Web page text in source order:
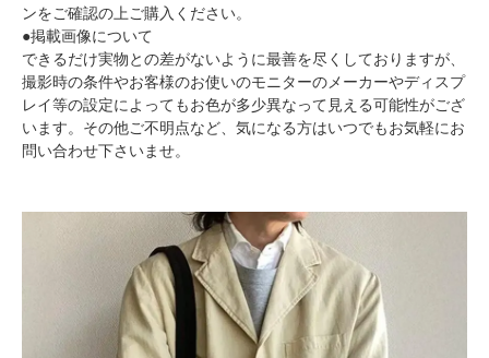
ンをご確認の上ご購入ください。
●掲載画像について
できるだけ実物との差がないように最善を尽くしておりますが、
撮影時の条件やお客様のお使いのモニターのメーカーやディスプ
レイ等の設定によってもお色が多少異なって見える可能性がござ
います。その他ご不明点など、気になる方はいつでもお気軽にお
問い合わせ下さいませ。